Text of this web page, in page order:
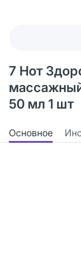
7 Нот
50 мл 1 шт
Основное